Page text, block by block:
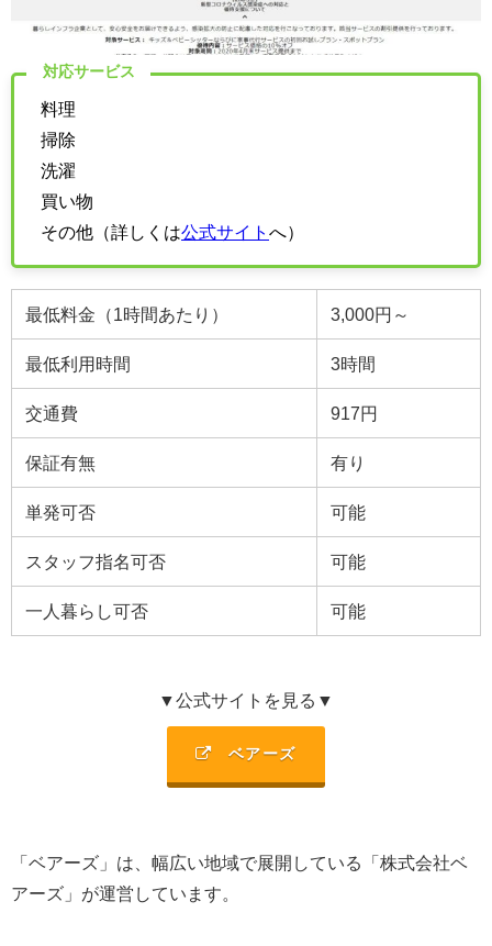
対応サービス
料理
掃除
洗濯
買い物
その他（詳しくは公式サイト へ）
最低料金（1時間あたり） 3,000円～
最低利用時間 3時間
交通費 917円
保証有無 有り
単発可否 可能
スタッフ指名可否 可能
一人暮らし可否 可能
▼公式サイトを見る▼
ベアーズ
「ベアーズ」は、幅広い地域で展開している「 株式会社ベ
アーズ 」が運営しています。